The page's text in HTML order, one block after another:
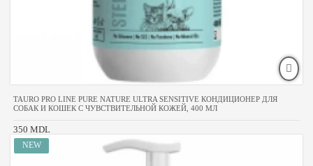
TAURO PRO LINE PURE NATURE ULTRA SENSITIVE КОНДИЦИОНЕР ДЛЯ
СОБАК И КОШЕК С ЧУВСТВИТЕЛЬНОЙ КОЖЕЙ, 400 МЛ
350 MDL